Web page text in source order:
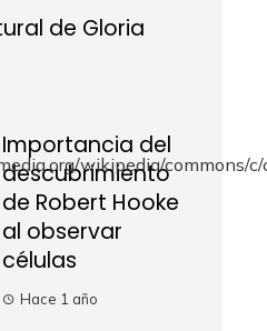
de Gloria
Importancia del
descubrimiento
de Robert Hooke
al observar
células
Hace 1 año